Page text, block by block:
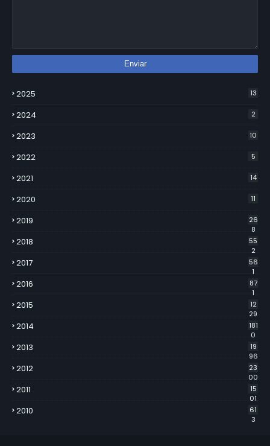
2025 13
2024 2
2023 10
2022 5
2021 14
2020 11
2019
26
8
2018
55
2
2017
56
1
2016
87
1
2015
12
29
2014
181
0
2013
19
96
2012
23
00
2011
15
01
2010
61
3